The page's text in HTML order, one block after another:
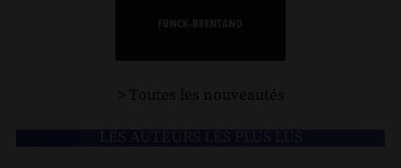
> Toutes les nouveautés